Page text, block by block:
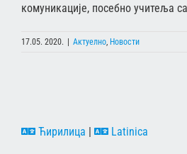
комуникације, посебно учитеља
17.05. 2020. | Актуелно Новости
Ћирилица | Latinica